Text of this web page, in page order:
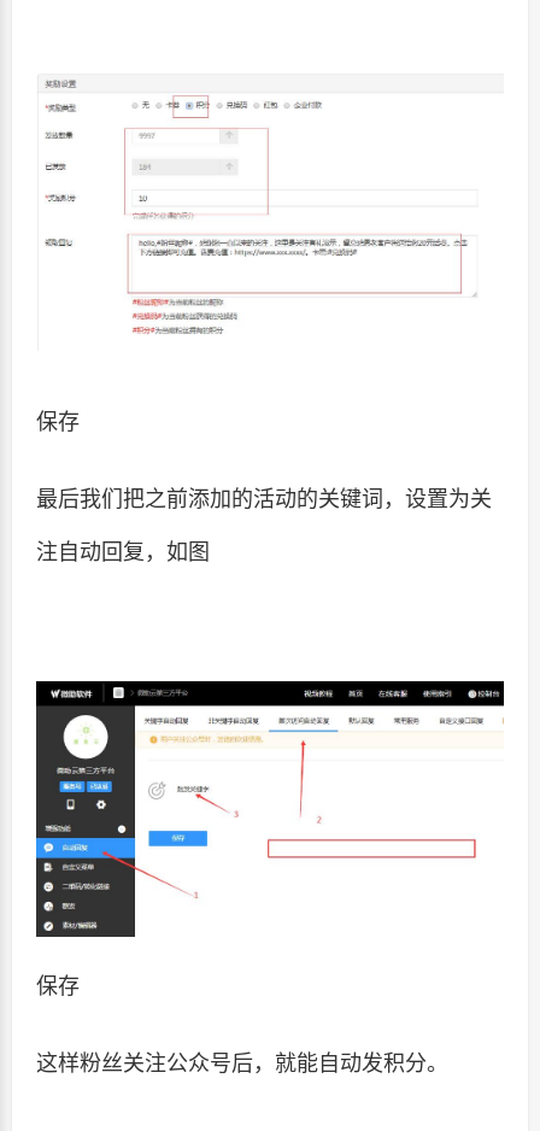
保存
最后我们把之前添加的活动的关键词，设置为关
注自动回复，如图
保存
这样粉丝关注公众号后，就能自动发积分。